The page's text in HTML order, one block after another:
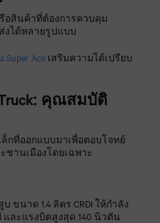
อสินค้าที่ต้องการควบคุม
งได้หลายรูปแบบ
Super Aceเสริมความได้เปรียบ
Truck: คุณสมบัติ
ล็กที่ออกแบบมาเพื่อตอบโจทย์
ชานเมืองโดยเฉพาะ
ขนาด 1.4 ลิตร CRDI ให้กำลัง
และแรงบิดสูงสุด 140 นิวตัน